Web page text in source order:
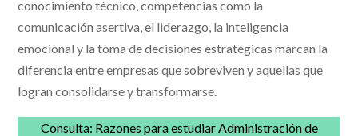
conocimiento técnico, competencias como la
comunicación asertiva, el liderazgo, la inteligencia
emocional y la toma de decisiones estratégicas marcan la
diferencia entre empresas que sobreviven y aquellas que
logran consolidarse y transformarse.
Consulta: Razones para estudiar Administración de